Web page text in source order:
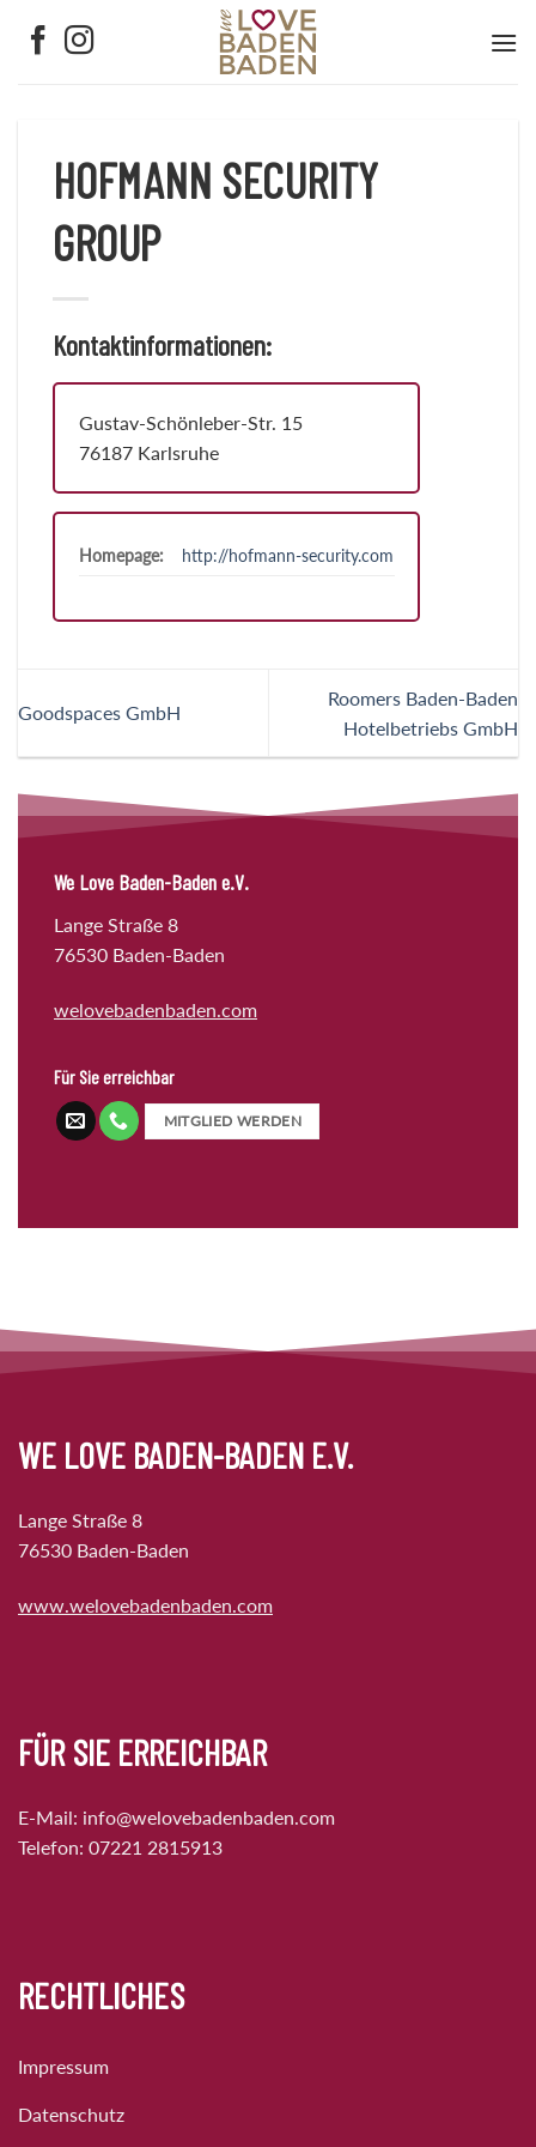
Inhalt
HOFMANN SECURITY
GROUP
Kontaktinformationen:
Gustav-Schönleber-Str. 15
76187 Karlsruhe
Homepage: http://hofmann-security.com
Goodspaces GmbH
Roomers Baden-Baden
Hotelbetriebs GmbH
We Love Baden-Baden e.V.
Lange Straße 8
76530 Baden-Baden
welovebadenbaden.com
Für Sie erreichbar
MITGLIED WERDEN
WE LOVE BADEN-BADEN E.V.
Lange Straße 8
76530 Baden-Baden
www.welovebadenbaden.com
FÜR SIE ERREICHBAR
E-Mail: info@welovebadenbaden.com
Telefon: 07221 2815913
RECHTLICHES
Impressum
Datenschutz